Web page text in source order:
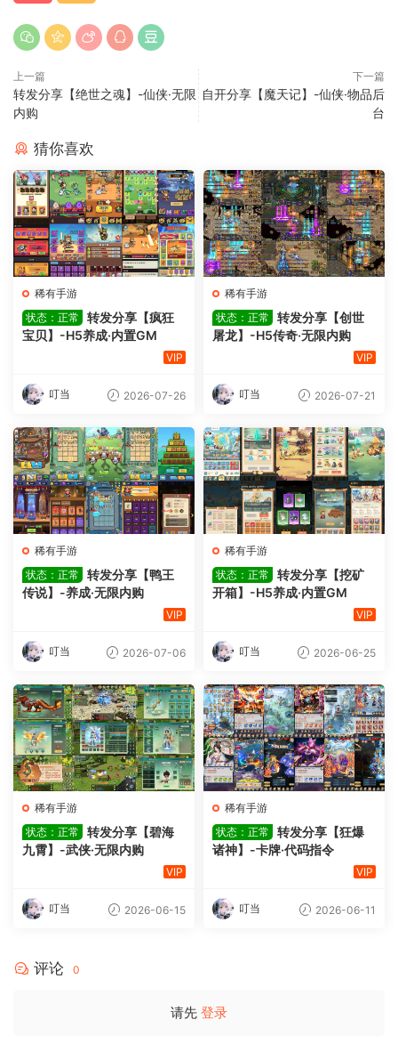
上一篇
转发分享【绝世之魂】-仙侠·无限
内购
下一篇
自开分享【魔天记】-仙侠·物品后
台
猜你喜欢
稀有手游
状态：正常
转发分享【疯狂
宝贝】-H5养成·内置GM
VIP
叮当 2026-07-26
稀有手游
状态：正常
转发分享【创世
屠龙】-H5传奇·无限内购
VIP
叮当 2026-07-21
稀有手游
状态：正常
转发分享【鸭王
传说】-养成·无限内购
VIP
叮当 2026-07-06
稀有手游
状态：正常
转发分享【挖矿
开箱】-H5养成·内置GM
VIP
叮当 2026-06-25
稀有手游
状态：正常
转发分享【碧海
九霄】-武侠·无限内购
VIP
叮当 2026-06-15
稀有手游
状态：正常
转发分享【狂爆
诸神】-卡牌·代码指令
VIP
叮当 2026-06-11
评论 0
请先 登录